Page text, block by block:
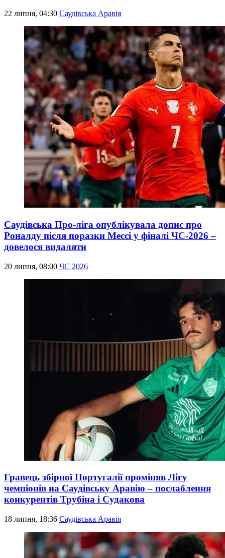
22 липня, 04:30 Саудівська Аравія
Саудівська Про-ліга опублікувала допис про
Роналду після поразки Мессі у фіналі ЧС-2026 –
довелося видаляти
20 липня, 08:00 ЧС 2026
Гравець збірної Португалії проміняв Лігу
чемпіонів на Саудівську Аравію – послаблення
конкурентів Трубіна і Судакова
18 липня, 18:36 Саудівська Аравія